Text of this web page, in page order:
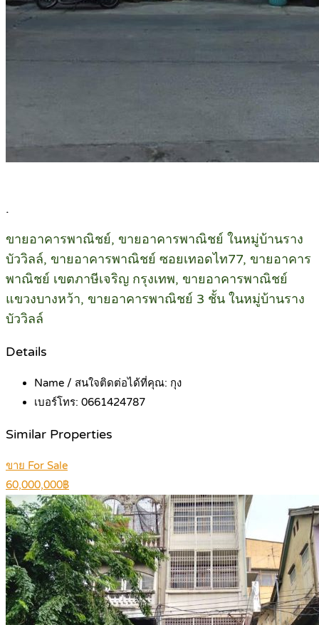
.
ขายอาคารพาณิชย์, ขายอาคารพาณิชย์ ในหมู่บ้านราง
บัววิลล์, ขายอาคารพาณิชย์ ซอยเทอดไท77, ขายอาคาร
พาณิชย์ เขตภาษีเจริญ กรุงเทพ, ขายอาคารพาณิชย์
แขวงบางหว้า, ขายอาคารพาณิชย์ 3 ชั้น ในหมู่บ้านราง
บัววิลล์
Details
Name / สนใจติดต่อได้ที่คุณ: กุง
เบอร์โทร: 0661424787
Similar Properties
ขาย For Sale
60,000,000฿